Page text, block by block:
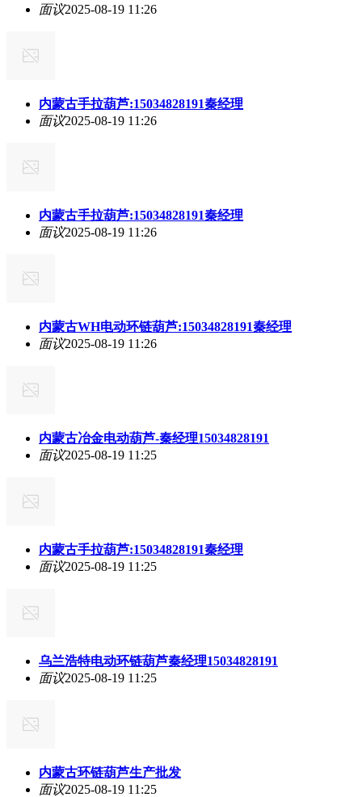
面议2025-08-19 11:26
内蒙古手拉葫芦:15034828191秦经理
面议2025-08-19 11:26
内蒙古手拉葫芦:15034828191秦经理
面议2025-08-19 11:26
内蒙古WH电动环链葫芦:15034828191秦经理
面议2025-08-19 11:26
内蒙古冶金电动葫芦-秦经理15034828191
面议2025-08-19 11:25
内蒙古手拉葫芦:15034828191秦经理
面议2025-08-19 11:25
乌兰浩特电动环链葫芦秦经理15034828191
面议2025-08-19 11:25
内蒙古环链葫芦生产批发
面议2025-08-19 11:25